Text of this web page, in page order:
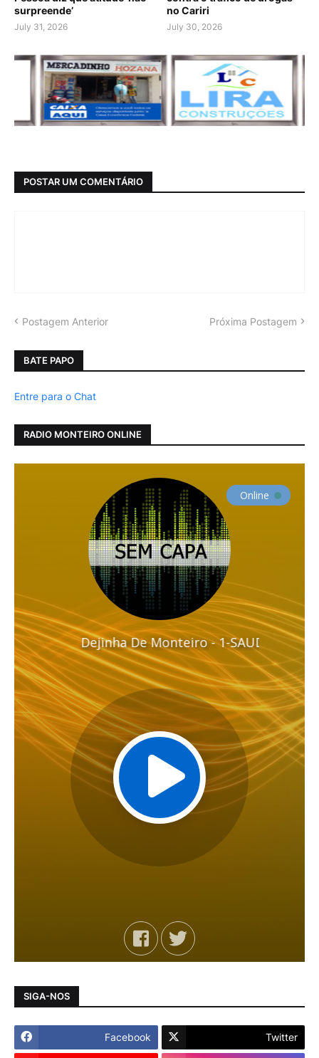
surpreende’
July 31, 2026
no Cariri
July 30, 2026
POSTAR UM COMENTÁRIO
Postagem Anterior Próxima Postagem
BATE PAPO
Entre para o Chat
RADIO MONTEIRO ONLINE
SIGA-NOS
Facebook Twitter